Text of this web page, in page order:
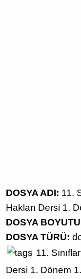
DOSYA ADI: 11.
Hakları Dersi 1.
DOSYA
DOSYA TÜRÜ:
11. Sınıflar
Dersi 1. Dönem 1.